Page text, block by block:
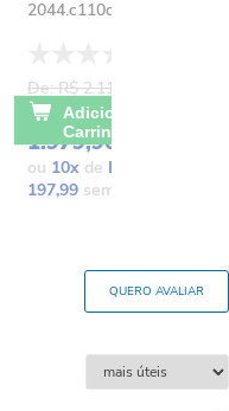
2044.c110d.aqc
De: R$ 2.111,37
POR: R$
1.979,90
ou 10xde R$
197,99sem juros
Carrinho
QUERO AVALIAR